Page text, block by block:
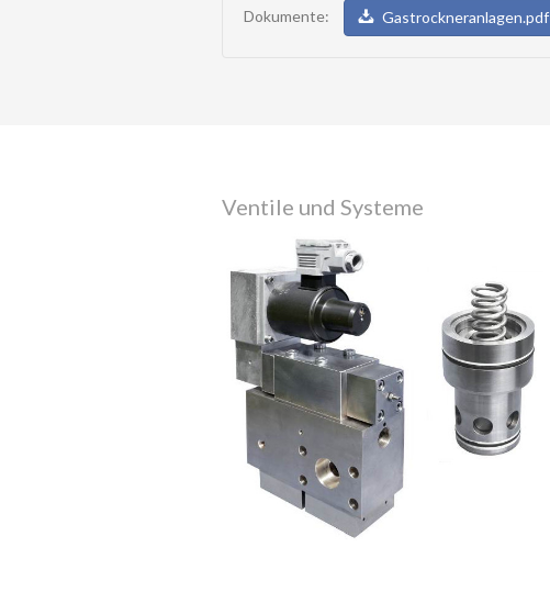
Dokumente: Gastrockneranlagen.pdf
Ventile und Systeme